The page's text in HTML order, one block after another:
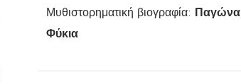
Μυθιστορηματική βιογραφία: Παγώνα
Φύκια